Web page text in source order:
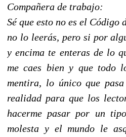
Compañera de trabajo:
Sé que esto no es el Código
no lo leerás, pero si por
y encima te enteras de lo
me caes bien y que todo
mentira, lo único que
realidad para que los
hacerme pasar por un
molesta y el mundo le